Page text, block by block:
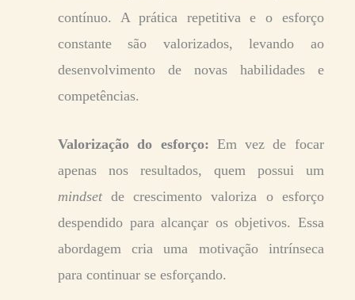
contínuo. A prática repetitiva e o esforço
constante são valorizados, levando ao
desenvolvimento de novas habilidades e
competências.
Valorização do esforço: Em vez de focar
apenas nos resultados, quem possui um
mindsetde crescimento valoriza o esforço
despendido para alcançar os objetivos. Essa
abordagem cria uma motivação intrínseca
para continuar se esforçando.